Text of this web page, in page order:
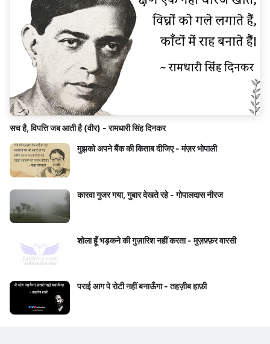
सच है, विपत्ति जब आती है (वीर) - रामधारी सिंह दिनकर
मुझको अपने बैंक की किताब दीजिए - मंज़र भोपाली
कारवा गुजर गया, गुबार देखते रहे - गोपालदास नीरज
शोला हूँ भड़कने की गुज़ारिश नहीं करता - मुज़फ़्फ़र वारसी
पराई आग पे रोटी नहीं बनाऊँगा - तहज़ीब हाफ़ी